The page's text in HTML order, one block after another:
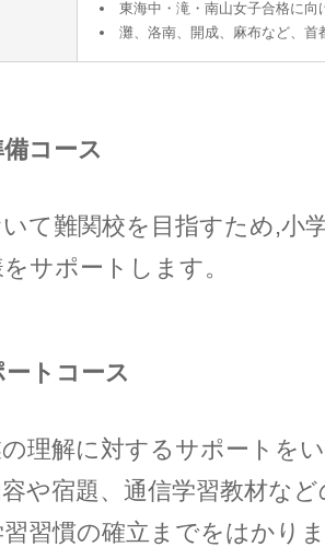
東海中・滝・南山女子合格に
灘、洛南、開成、麻布など、
コース
て難関校を目指すため,小
サポートします。
トコース
理解に対するサポートを
や宿題、通信学習教材な
習慣の確立までをはかり